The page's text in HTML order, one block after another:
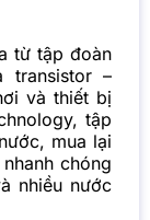
từ tập đoàn
transistor –
và thiết bị
tập
mua lại
chóng
nhiều nước